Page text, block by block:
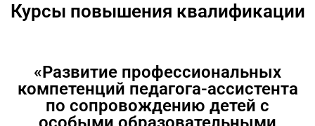
Курсы повышения квалификации
«Развитие профессиональных
компетенций педагога-ассистента
по сопровождению детей с